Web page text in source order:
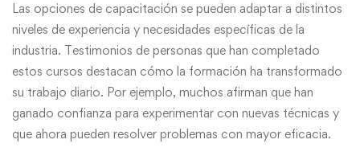
Las opciones de capacitación se pueden adaptar a distintos
niveles de experiencia y necesidades específicas de la
industria. Testimonios de personas que han completado
estos cursos destacan cómo la formación ha transformado
su trabajo diario. Por ejemplo, muchos afirman que han
ganado confianza para experimentar con nuevas técnicas y
que ahora pueden resolver problemas con mayor eficacia.